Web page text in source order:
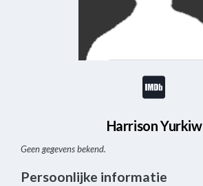
Harrison Yurkiw
Geen gegevens bekend.
Persoonlijke informatie